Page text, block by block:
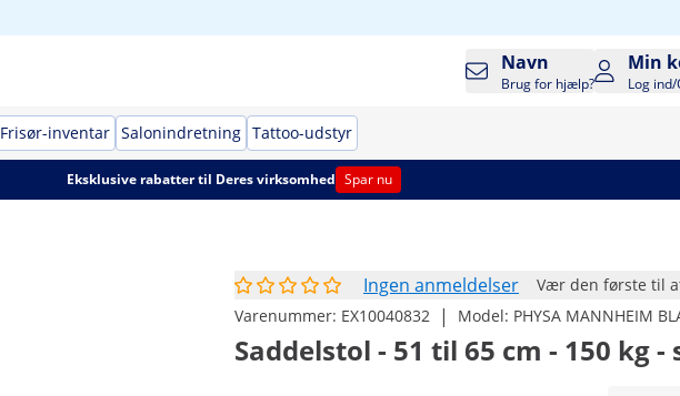
Navn
Brug for hjælp?
Min
Log
Frisør-inventar Salonindretning Tattoo-udstyr
Eksklusive rabatter til Deres virksomhed Spar nu
Ingen anmeldelser
Vær den første til
Varenummer: EX10040832 | Model: PHYSA MANNHEIM
Saddelstol - 51 til 65 cm - 150 kg